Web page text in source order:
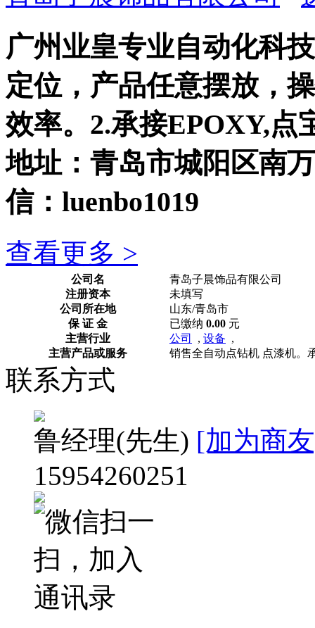
广州业皇专业自动化科
定位，产品任意摆放，
效率。2.承接EPOXY,点
地址：青岛市城阳区南
信：luenbo1019
查看更多 >
公司名
青岛子晨饰品有限公司
注册资本
未填写
公司所在地
山东/青岛市
保 证 金
已缴纳 0.00 元
主营行业
公司 , 设备 ,
主营产品或服务
销售全自动点钻机 点漆机。
联系方式
鲁经理(先生) [加为商
15954260251